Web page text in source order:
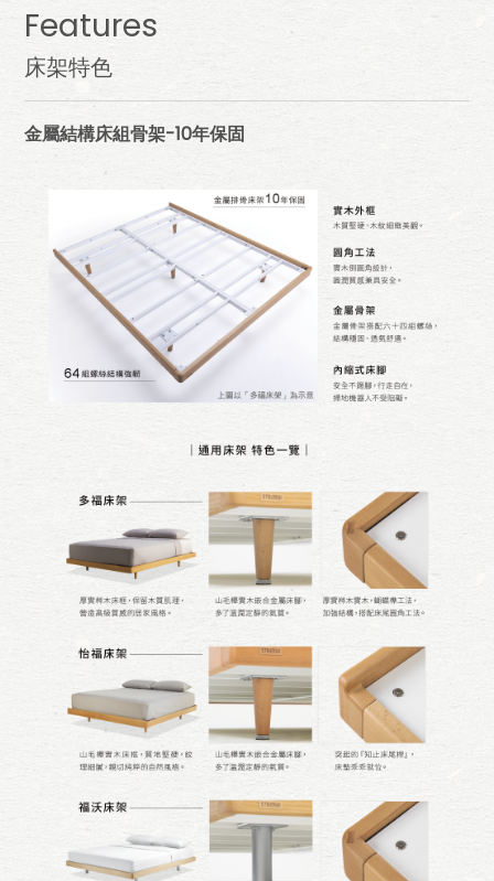
Features
床架特色
金屬結構床組骨架-10年保固